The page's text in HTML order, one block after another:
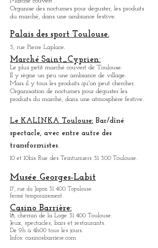
Museum d'histoire naturelle de
Toulouse
Ouvert tous les jours sauf lundi de 10h à 18h.
Marché des Carmes:
4, Place des Carmes 31 000 Toulouse.
Marché couvert .
Organise des nocturnes pour déguster, les produits
du marché, dans une ambiance festive.
Palais des sport Toulouse.
Marché Saint_Cyprien:
Il y règne un peu une ambiancedevillage.
Mais il y tous les produits qu'on peut chercher.
produits du marché, dans une atmosphère festive.
Le KALINKA Toulouse:Bar/dî
spectacle, avec entre autre des
transformistes.
10 et 10bis Rue des Teinturiuers 31 300 Toulouse.
Musée Georges-Labit